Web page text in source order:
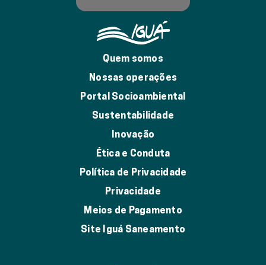
Quem somos
Nossas operações
Portal Socioambiental
Sustentabilidade
Inovação
Ética e Conduta
Política de Privacidade
Privacidade
Meios de Pagamento
Site Iguá Saneamento